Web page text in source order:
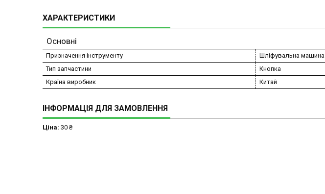
ХАРАКТЕРИСТИКИ
Основні
Призначення інструменту
Шліфувальна машина
Тип запчастини
Кнопка
Країна виробник
Китай
ІНФОРМАЦІЯ ДЛЯ ЗАМОВЛЕННЯ
Ціна: 30 ₴